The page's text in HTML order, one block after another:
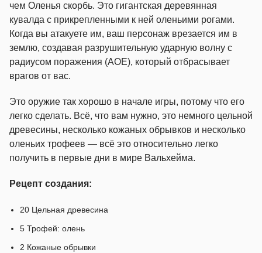
чем Оленья скорбь. Это гигантская деревянная
кувалда с прикрепленными к ней оленьими рогами.
Когда вы атакуете им, ваш персонаж врезается им в
землю, создавая разрушительную ударную волну с
радиусом поражения (AOE), который отбрасывает
врагов от вас.
Это оружие так хорошо в начале игры, потому что его
легко сделать. Всё, что вам нужно, это немного цельной
древесины, несколько кожаных обрывков и несколько
оленьих трофеев — всё это относительно легко
получить в первые дни в мире Вальхейма.
Рецепт создания:
20 Цельная древесина
5 Трофей: олень
2 Кожаные обрывки